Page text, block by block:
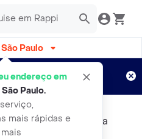
Paulo
endereço em
Paulo.
mais rápidas e
15 dias!
Aplicam T&C